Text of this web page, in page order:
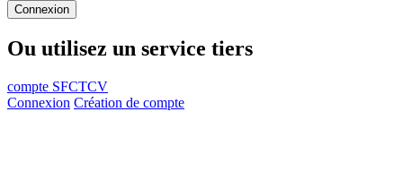
Connexion
Ou utilisez un service tiers
compte SFCTCV
Connexion Création de compte